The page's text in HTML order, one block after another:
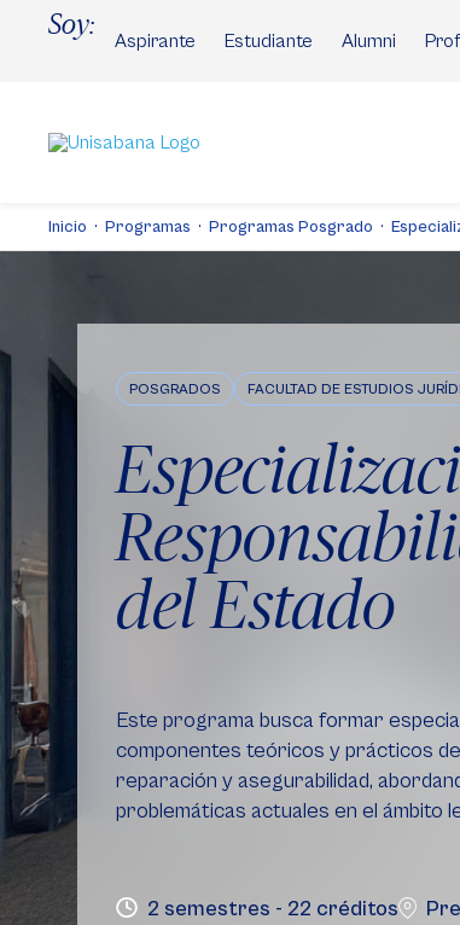
Soy:
Aspirante Estudiante Alumni
Inicio Programas Programas Posgrado
POSGRADOS FACULTAD DE ESTUDIOS
del Estado
Este programa busca formar
componentes teóricos y prácticos
reparación y asegurabilidad,
problemáticas actuales en el ámbito
2 semestres - 22 créditos